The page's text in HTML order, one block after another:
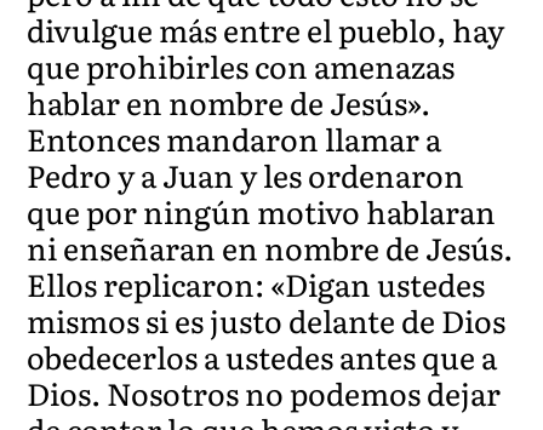
divulgue más entre el pueblo, hay
que prohibirles con amenazas
hablar en nombre de Jesús».
Entonces mandaron llamar a
Pedro y a Juan y les ordenaron
que por ningún motivo hablaran
ni enseñaran en nombre de Jesús.
Ellos replicaron: «Digan ustedes
mismos si es justo delante de Dios
obedecerlos a ustedes antes que a
Dios. Nosotros no podemos dejar